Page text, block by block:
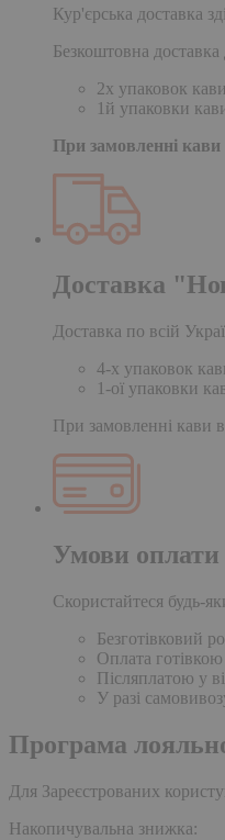
Кур'єрська доставка
Безкоштовна
2х упаковок
1й упаковки
При замовленні кави
Доставка
Доставка по всій
4-х упаковок
1-ої упаковки
При замовленні кави
Умови оплати
Скористайтеся будь-
Безготівковий
Оплата
Післяплатою у
У разі
Програма
Для Зареєстрованих
Накопичувальна знижка: